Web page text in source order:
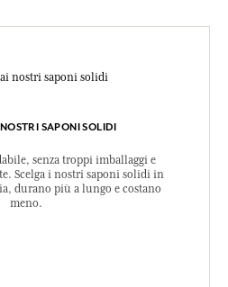
SAPONI SOLIDI
senza troppi imballaggi e
Scelga i nostri saponi solidi in
durano più a lungo e costano
meno.